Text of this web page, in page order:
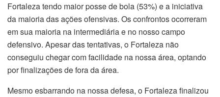
Fortaleza tendo maior posse de bola (53%) e a iniciativa
da maioria das ações ofensivas. Os confrontos ocorreram
em sua maioria na intermediária e no nosso campo
defensivo. Apesar das tentativas, o Fortaleza não
conseguiu chegar com facilidade na nossa área, optando
por finalizações de fora da área.
Mesmo esbarrando na nossa defesa, o Fortaleza finalizou